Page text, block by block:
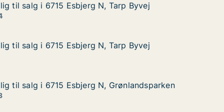
Byvej
Esbjerg N, Tarp Byvej
til salg i 6715 Esbjerg N, Tarp Byvej
til salg i 6715 Esbjerg N, Tarp Byvej
Byvej
Esbjerg N, Tarp Byvej
til salg i 6715 Esbjerg N, Tarp Byvej
til salg i 6715 Esbjerg N, Tarp Byvej
Esbjerg N, Grønlandsparken
til salg i 6715 Esbjerg N, Grønlandsparken
til salg i 6715 Esbjerg N, Grønlandsparken